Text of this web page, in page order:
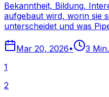
Bekanntheit, Bildung,
aufgebaut wird, worin sie
unterscheidet und was
Mar 20, 2026• 3
1
2